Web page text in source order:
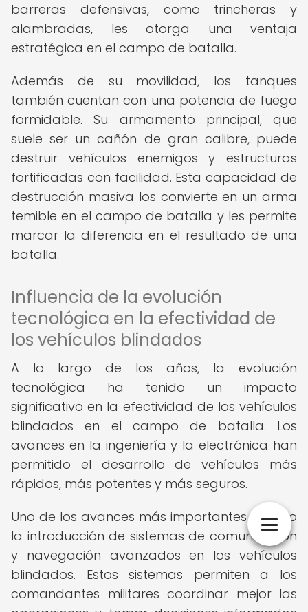
barreras defensivas, como trincheras y
alambradas, les otorga una ventaja
estratégica en el campo de batalla.
Además de su movilidad, los tanques
también cuentan con una potencia de fuego
formidable. Su armamento principal, que
suele ser un cañón de gran calibre, puede
destruir vehículos enemigos y estructuras
fortificadas con facilidad. Esta capacidad de
destrucción masiva los convierte en un arma
temible en el campo de batalla y les permite
marcar la diferencia en el resultado de una
batalla.
Influencia de la evolución
tecnológica en la efectividad de
los vehículos blindados
A lo largo de los años, la evolución
tecnológica ha tenido un impacto
significativo en la efectividad de los vehículos
blindados en el campo de batalla. Los
avances en la ingeniería y la electrónica han
permitido el desarrollo de vehículos más
rápidos, más potentes y más seguros.
Uno de los avances más importantes ha sido
la introducción de sistemas de comunicación
y navegación avanzados en los vehículos
blindados. Estos sistemas permiten a los
comandantes militares coordinar mejor las